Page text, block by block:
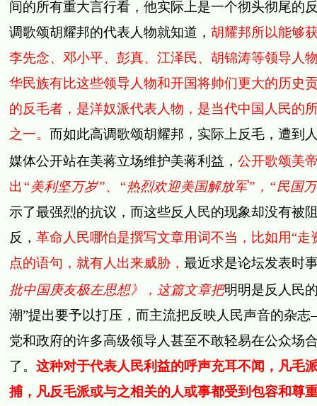
间的所有重大言行看，他实际上是一个彻头彻尾的
调歌颂胡耀邦的代表人物就知道， 胡耀邦所以能够
李先念、邓小平、彭真、江泽民、胡锦涛等领导人
华民族有比这些领导人物和开国将帅们更大的历史
的反毛者，是洋奴派代表人物，是当代中国人民的
之一。 而如此高调歌颂胡耀邦，实际上反毛，遭到
媒体公开站在美蒋立场维护美蒋利益， 公开歌颂美
出 “美利坚万岁”、 “热烈欢迎美国解放军”， “民国
示了最强烈的抗议，而这些反人民的现象却没有
反， 革命人民哪怕是撰写文章用词不当，比如用“
点的语句，就有人出来威胁， 最近求是论坛发表时
批中国庚友极左思想》，这篇文章把明明是反人民
潮”提出要予以打压，而主流把反映人民声音的杂
党和政府的许多高级领导人甚至不敢轻易在公众场
了。 这种对于代表人民利益的呼声充耳不闻，凡毛
捕，凡反毛派或与之相关的人或事都受到包容和尊